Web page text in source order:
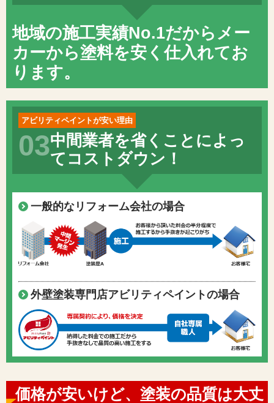
地域の施工実績No.1だからメー
カーから塗料を安く仕入れてお
ります。
アビリティペイントが安い理由
03中間業者を省くことによっ
てコストダウン！
一般的なリフォーム会社の場合
外壁塗装専門店アビリティペイントの場合
価格が安いけど、 塗装の品質は大丈